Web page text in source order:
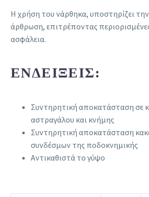
Η χρήση του νάρθηκα, υποστηρίζει
άρθρωση, επιτρέποντας
ασφάλεια.
ΕΝΔΕΊΞΕΙΣ:
Συντηρητική αποκατάσταση σε
αστραγάλου και κνήμης
Συντηρητική αποκατάσταση
συνδέσμων της ποδοκνημικής
Αντικαθιστά το γύψο